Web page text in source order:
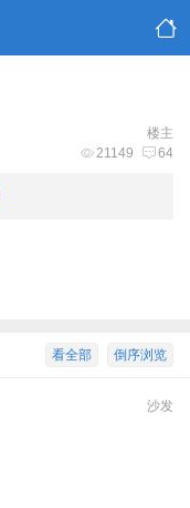
楼主
21149 64
倒序浏览
看全部
沙发